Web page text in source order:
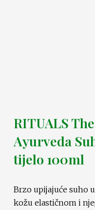
RITUALS
Ayurveda
tijelo 100ml
Brzo upijajuće suho
kožu elastičnom i